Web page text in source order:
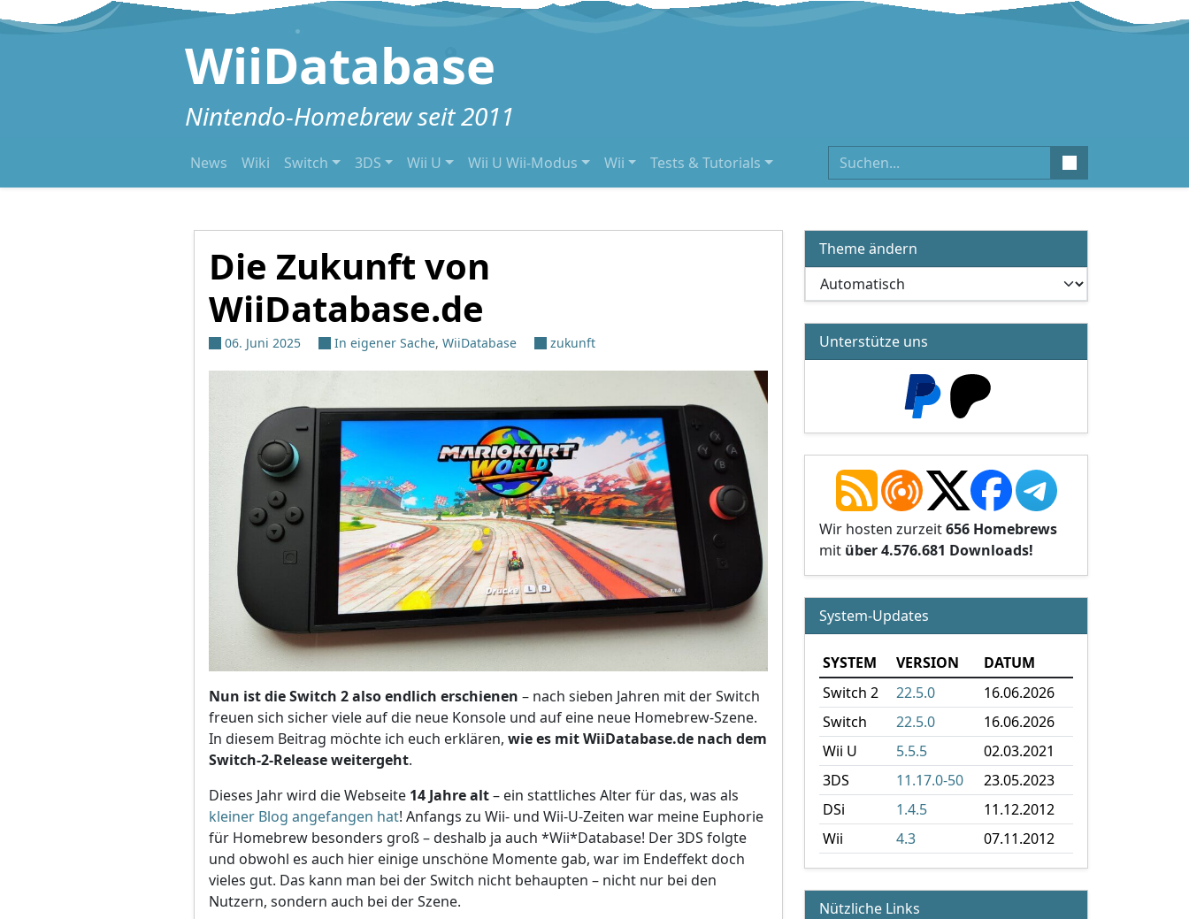
Zum Inhalt springen
WiiDatabase
Nintendo-Homebrew seit 2011
News Wiki Switch 3DS Wii U Wii U Wii-Modus Wii Tests & Tutorials Suchen
Die Zukunft von
WiiDatabase.de
06. Juni 2025 In eigener Sache, WiiDatabase zukunft
Nun ist die Switch 2 also endlich erschienen – nach sieben Jahren mit der Switch
freuen sich sicher viele auf die neue Konsole und auf eine neue Homebrew-Szene.
In diesem Beitrag möchte ich euch erklären, wie es mit WiiDatabase.de nach dem
Switch-2-Release weitergeht.
Dieses Jahr wird die Webseite 14 Jahre alt– ein stattliches Alter für das, was als
kleiner Blog angefangen hat! Anfangs zu Wii- und Wii-U-Zeiten war meine Euphorie
für Homebrew besonders groß – deshalb ja auch *Wii*Database! Der 3DS folgte
und obwohl es auch hier einige unschöne Momente gab, war im Endeffekt doch
vieles gut. Das kann man bei der Switch nicht behaupten – nicht nur bei den
Nutzern, sondern auch bei der Szene.
Theme ändern
Unterstütze uns
Wir hosten zurzeit656 Homebrews
mit über 4.576.681 Downloads!
System-Updates
SYSTEM VERSION
DATUM
Switch 2
22.5.0
16.06.2026
Switch
22.5.0
16.06.2026
Wii U
5.5.5
02.03.2021
3DS
11.17.0-50
23.05.2023
DSi
1.4.5
11.12.2012
Wii
4.3 07.11.2012
Nützliche Links